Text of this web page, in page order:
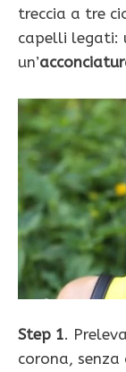
treccia a tre
capelli legati:
un’
Step 1.
corona,